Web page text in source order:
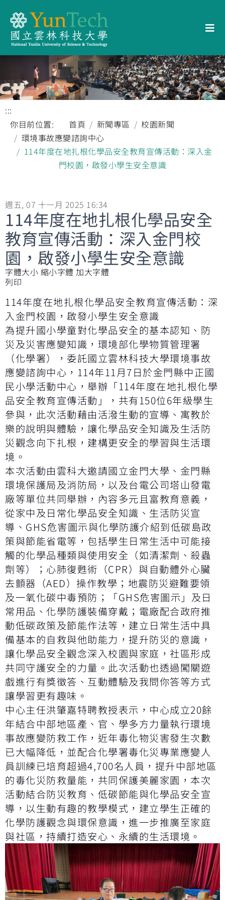
:::
你目前位置:
首頁 新聞專區
校園新聞
環境事故應變諮詢中心
114年度在地扎根化學品安全教育宣傳活動：深入金
門校園，啟發小學生安全意識
週五, 07 十一月 2025 16:34
114年度在地扎根化學品安全
教育宣傳活動：深入金門校
園，啟發小學生安全意識
字體大小 縮小字體 加大字體
列印
114年度在地扎根化學品安全教育宣傳活動：深
入金門校園，啟發小學生安全意識
為提升國小學童對化學品安全的基本認知、防
災及災害應變知識，環境部化學物質管理署
（化學署），委託國立雲林科技大學環境事故
應變諮詢中心，114年11月7日於金門縣中正國
民小學活動中心，舉辦「114年度在地扎根化學
品安全教育宣傳活動」，共有150位6年級學生
參與，此次活動藉由活潑生動的宣導、寓教於
樂的說明與體驗，讓化學品安全知識及生活防
災觀念向下扎根，建構更安全的學習與生活環
境。
本次活動由雲科大邀請國立金門大學、金門縣
環境保護局及消防局，以及台電公司塔山發電
廠等單位共同舉辦，內容多元且富教育意義，
從家中及日常化學品安全知識、生活防災宣
導、GHS危害圖示與化學防護介紹到低碳島政
策與節能省電等，包括學生日常生活中可能接
觸的化學品種類與使用安全（如清潔劑、殺蟲
劑等）；心肺復甦術（CPR）與自動體外心臟
去顫器（AED）操作教學；地震防災避難要領
及一氧化碳中毒預防；「GHS危害圖示」及日
常用品、化學防護裝備穿戴；電廠配合政府推
動低碳政策及節能作法等，建立日常生活中具
備基本的自救與他助能力，提升防災的意識，
讓化學品安全觀念深入校園與家庭，社區形成
共同守護安全的力量。此次活動也透過闖關遊
戲進行有獎徵答、互動體驗及我問你答等方式
讓學習更有趣味。
中心主任洪肇嘉特聘教授表示，中心成立20餘
年結合中部地區產、官、學多方力量執行環境
事故應變防救工作，近年毒化物災害發生次數
已大幅降低，並配合化學署毒化災專業應變人
員訓練已培育超過4,700名人員，提升中部地區
的毒化災防救量能，共同保護美麗家園，本次
活動結合防災教育、低碳節能與化學品安全宣
導，以生動有趣的教學模式，建立學生正確的
化學防護觀念與環保意識，進一步推廣至家庭
與社區，持續打造安心、永續的生活環境。